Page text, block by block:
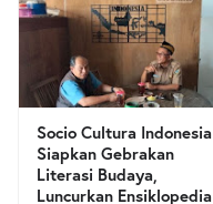
Socio Cultura Indonesia
Siapkan Gebrakan
Literasi Budaya,
Luncurkan Ensiklopedia